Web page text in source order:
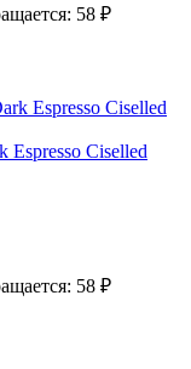
58 ₽
Espresso Ciselled
58 ₽